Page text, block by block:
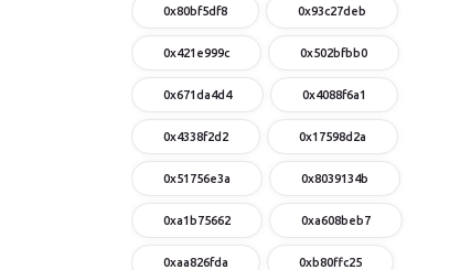
0x80bf5df8 0x93c27deb
0x421e999c 0x502bfbb0
0x671da4d4 0x4088f6a1
0x4338f2d2 0x17598d2a
0x51756e3a 0x8039134b
0xa1b75662 0xa608beb7
0xaa826fda 0xb80ffc25